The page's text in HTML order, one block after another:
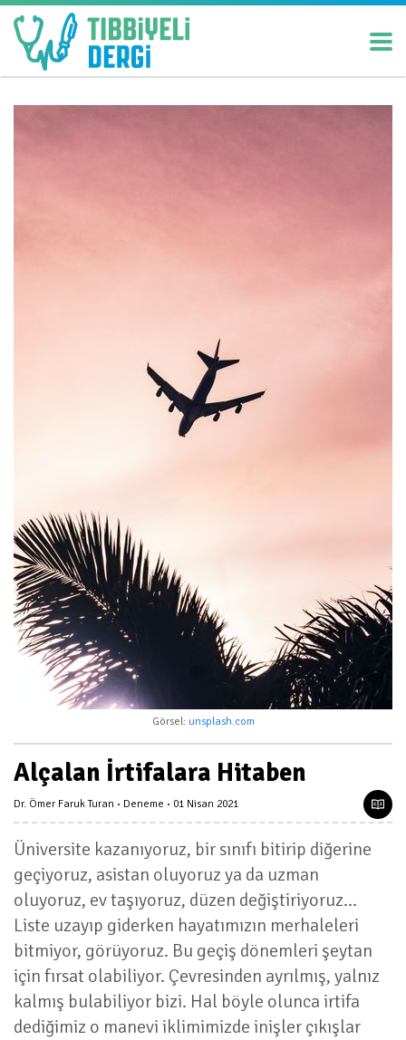
Görsel: unsplash.com
Alçalan İrtifalara Hitaben
Dr. Ömer Faruk Turan Deneme 01 Nisan 2021
Üniversite kazanıyoruz, bir sınıfı bitirip diğerine
geçiyoruz, asistan oluyoruz ya da uzman
oluyoruz, ev taşıyoruz, düzen değiştiriyoruz...
Liste uzayıp giderken hayatımızın merhaleleri
bitmiyor, görüyoruz. Bu geçiş dönemleri şeytan
için fırsat olabiliyor. Çevresinden ayrılmış, yalnız
kalmış bulabiliyor bizi. Hal böyle olunca irtifa
dediğimiz o manevi iklimimizde inişler çıkışlar